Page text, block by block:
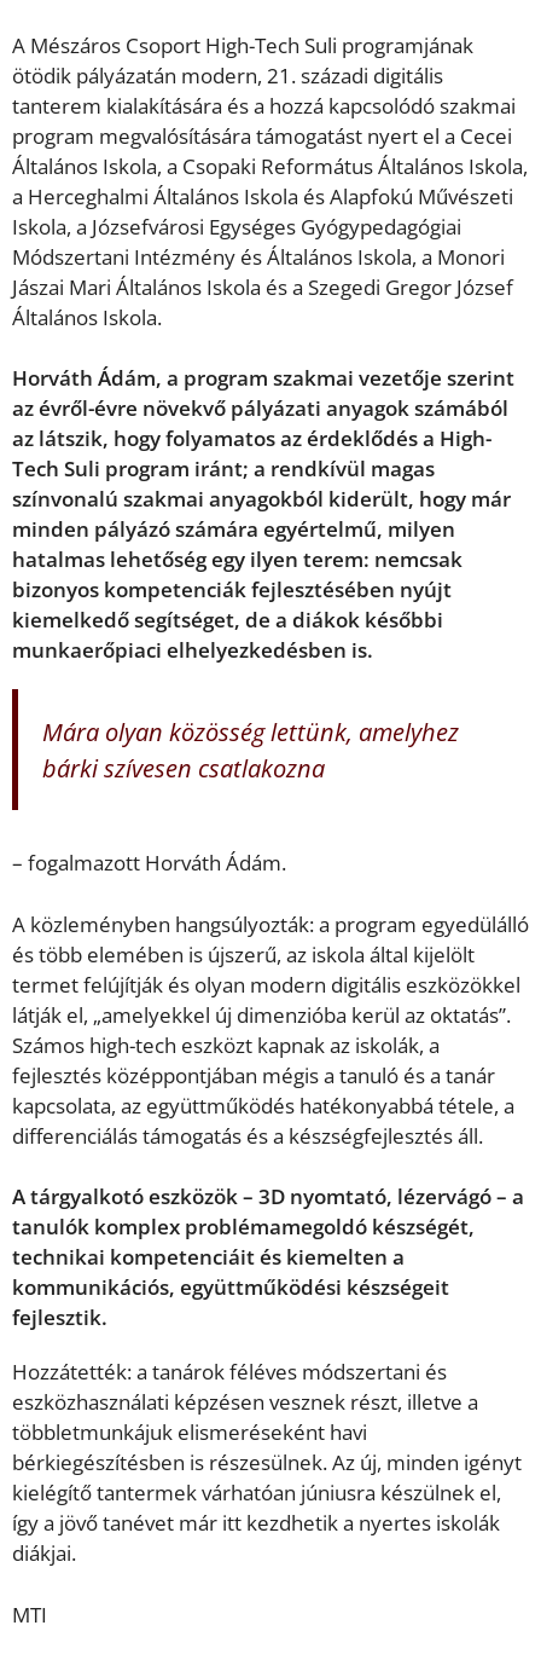
A Mészáros Csoport High-Tech Suli programjának
ötödik pályázatán modern, 21. századi digitális
tanterem kialakítására és a hozzá kapcsolódó szakmai
program megvalósítására támogatást nyert el a Cecei
Általános Iskola, a Csopaki Református Általános Iskola,
a Herceghalmi Általános Iskola és Alapfokú Művészeti
Iskola, a Józsefvárosi Egységes Gyógypedagógiai
Módszertani Intézmény és Általános Iskola, a Monori
Jászai Mari Általános Iskola és a Szegedi Gregor József
Általános Iskola.
Horváth Ádám, a program szakmai vezetője szerint
az évről-évre növekvő pályázati anyagok számából
az látszik, hogy folyamatos az érdeklődés a High-
Tech Suli program iránt; a rendkívül magas
színvonalú szakmai anyagokból kiderült, hogy már
minden pályázó számára egyértelmű, milyen
hatalmas lehetőség egy ilyen terem: nemcsak
bizonyos kompetenciák fejlesztésében nyújt
kiemelkedő segítséget, de a diákok későbbi
munkaerőpiaci elhelyezkedésben is.
Mára olyan közösség lettünk, amelyhez
bárki szívesen csatlakozna
– fogalmazott Horváth Ádám.
A közleményben hangsúlyozták: a program egyedülálló
és több elemében is újszerű, az iskola által kijelölt
termet felújítják és olyan modern digitális eszközökkel
látják el, „amelyekkel új dimenzióba kerül az oktatás”.
Számos high-tech eszközt kapnak az iskolák, a
fejlesztés középpontjában mégis a tanuló és a tanár
kapcsolata, az együttműködés hatékonyabbá tétele, a
differenciálás támogatás és a készségfejlesztés áll.
A tárgyalkotó eszközök – 3D nyomtató, lézervágó – a
tanulók komplex problémamegoldó készségét,
technikai kompetenciáit és kiemelten a
kommunikációs, együttműködési készségeit
fejlesztik.
Hozzátették: a tanárok féléves módszertani és
eszközhasználati képzésen vesznek részt, illetve a
többletmunkájuk elismeréseként havi
bérkiegészítésben is részesülnek. Az új, minden igényt
kielégítő tantermek várhatóan júniusra készülnek el,
így a jövő tanévet már itt kezdhetik a nyertes iskolák
diákjai.
MTI